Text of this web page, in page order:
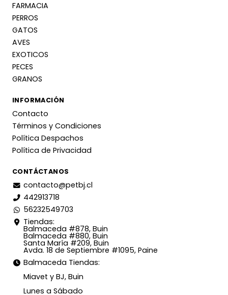
FARMACIA
PERROS
GATOS
AVES
EXOTICOS
PECES
GRANOS
INFORMACIÓN
Contacto
Términos y Condiciones
Política Despachos
Política de Privacidad
CONTÁCTANOS
contacto@petbj.cl
442913718
56232549703
Tiendas:
Balmaceda #878, Buin
Balmaceda #880, Buin
Santa María #209, Buin
Avda. 18 de Septiembre #1095, Paine
Balmaceda Tiendas:
Miavet y BJ, Buin
Lunes a Sábado